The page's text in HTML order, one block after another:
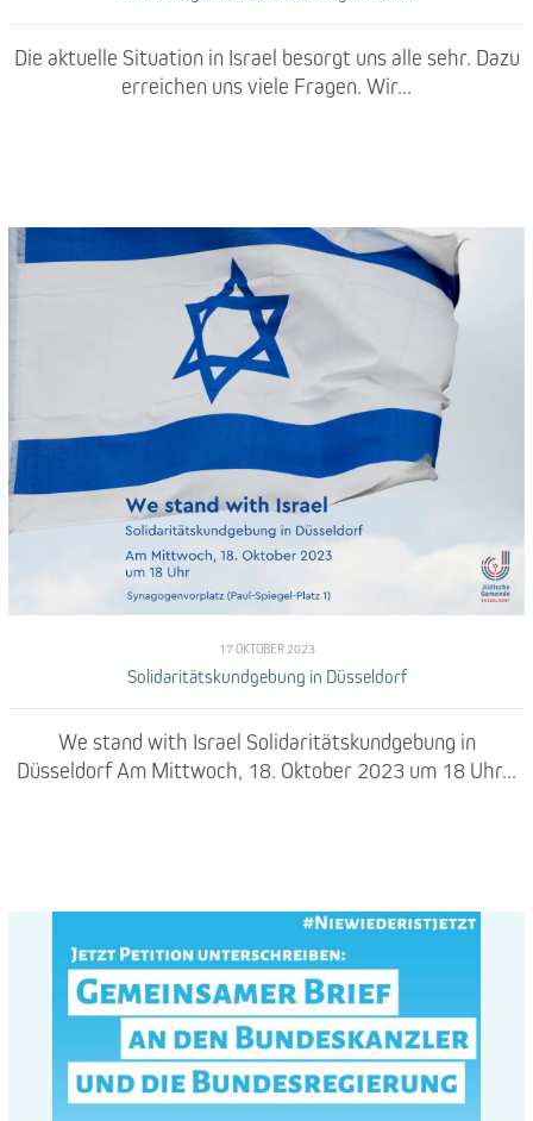
Die aktuelle Situation in Israel besorgt uns alle sehr. Dazu
erreichen uns viele Fragen. Wir...
17 OKTOBER 2023
Solidaritätskundgebung in Düsseldorf
We stand with Israel Solidaritätskundgebung in
Düsseldorf Am Mittwoch, 18. Oktober 2023 um 18 Uhr...